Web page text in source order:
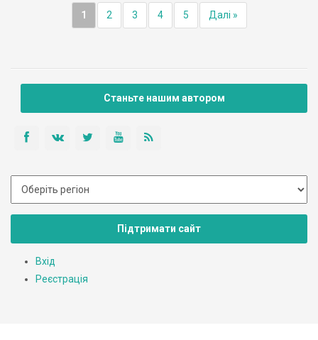
1 2 3 4 5 Далі »
Станьте нашим автором
Підтримати сайт
Вхід
Реєстрація